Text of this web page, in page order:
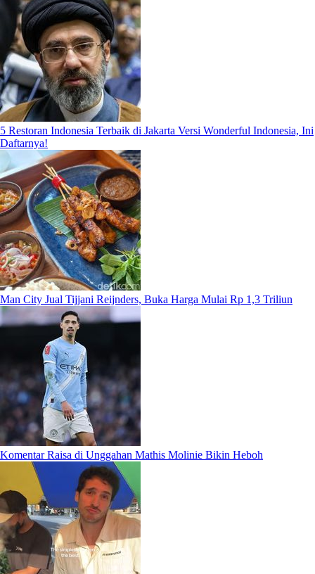
5 Restoran Indonesia Terbaik di Jakarta Versi Wonderful Indonesia, Ini
Daftarnya!
Man City Jual Tijjani Reijnders, Buka Harga Mulai Rp 1,3 Triliun
Komentar Raisa di Unggahan Mathis Molinie Bikin Heboh